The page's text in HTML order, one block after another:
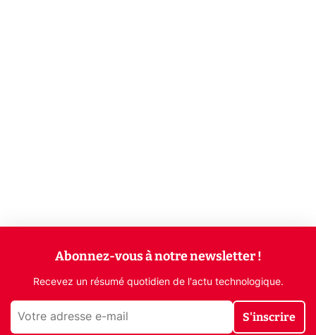
Abonnez-vous à notre newsletter !
Recevez un résumé quotidien de l'actu technologique.
S'inscrire